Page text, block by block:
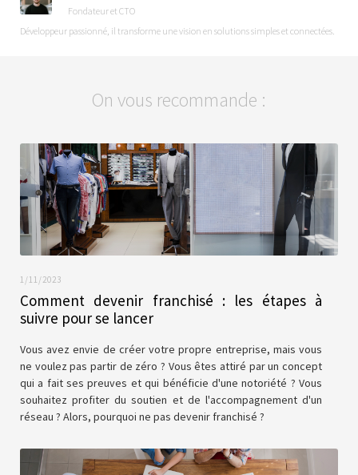
Fondateur et CTO
Développeur passionné, il transforme une vision en solutions simples et connectées.
On vous recommande :
1/11/2023
Comment devenir franchisé : les étapes à
suivre pour se lancer
Vous avez envie de créer votre propre entreprise, mais vous
ne voulez pas partir de zéro ? Vous êtes attiré par un concept
qui a fait ses preuves et qui bénéficie d'une notoriété ? Vous
souhaitez profiter du soutien et de l'accompagnement d'un
réseau ? Alors, pourquoi ne pas devenir franchisé ?